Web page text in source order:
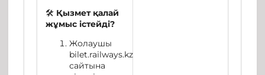
🛠 Қызмет қалай
жұмыс істейді?
Жолаушы
bilet.railways.kz
сайтына